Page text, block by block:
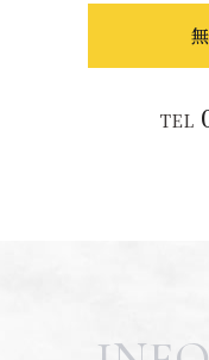
TEL